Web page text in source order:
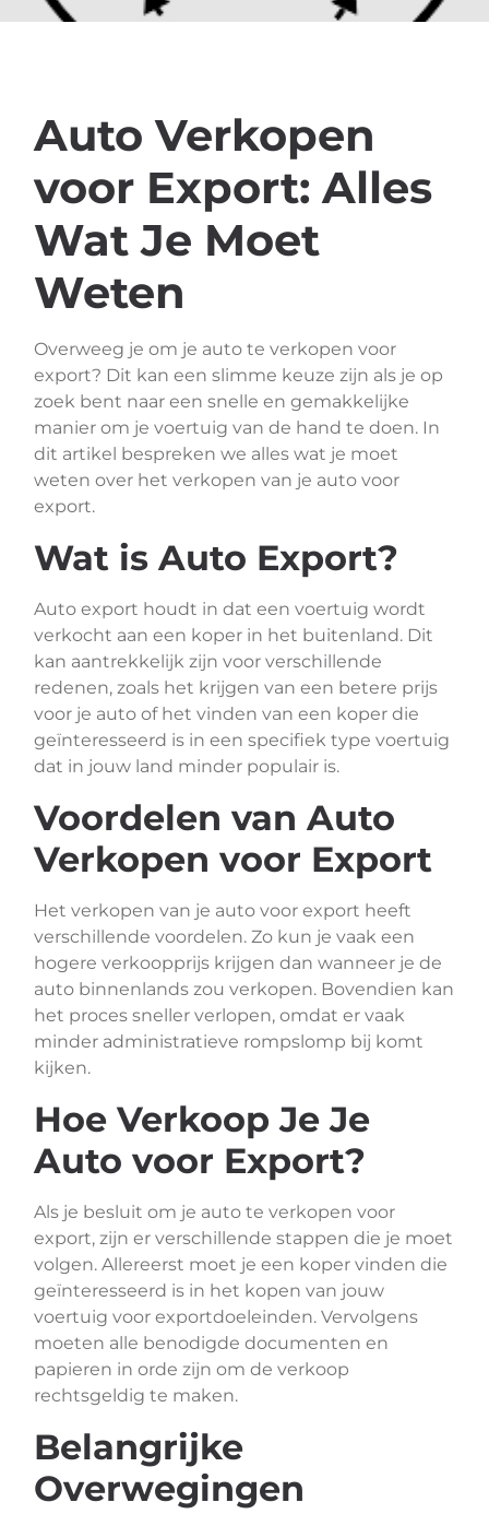
Auto Verkopen
voor Export: Alles
Wat Je Moet
Weten
Overweeg je om je auto te verkopen voor
export? Dit kan een slimme keuze zijn als je op
zoek bent naar een snelle en gemakkelijke
manier om je voertuig van de hand te doen. In
dit artikel bespreken we alles wat je moet
weten over het verkopen van je auto voor
export.
Wat is Auto Export?
Auto export houdt in dat een voertuig wordt
verkocht aan een koper in het buitenland. Dit
kan aantrekkelijk zijn voor verschillende
redenen, zoals het krijgen van een betere prijs
voor je auto of het vinden van een koper die
geïnteresseerd is in een specifiek type voertuig
dat in jouw land minder populair is.
Voordelen van Auto
Verkopen voor Export
Het verkopen van je auto voor export heeft
verschillende voordelen. Zo kun je vaak een
hogere verkoopprijs krijgen dan wanneer je de
auto binnenlands zou verkopen. Bovendien kan
het proces sneller verlopen, omdat er vaak
minder administratieve rompslomp bij komt
kijken.
Hoe Verkoop Je Je
Auto voor Export?
Als je besluit om je auto te verkopen voor
export, zijn er verschillende stappen die je moet
volgen. Allereerst moet je een koper vinden die
geïnteresseerd is in het kopen van jouw
voertuig voor exportdoeleinden. Vervolgens
moeten alle benodigde documenten en
papieren in orde zijn om de verkoop
rechtsgeldig te maken.
Belangrijke
Overwegingen